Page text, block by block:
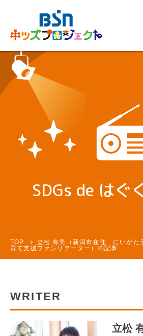
SDGs de
はぐくむコラム
親バカグラム 動画コンテンツ
読み聞かせ・出前授業
スタジオ見学
ハロー
子育て応援隊！
SDGs de はぐ
TOP
立松 有美（新潟市在住 にいがた
育て支援ファシリテーター）の記事
WRITER
立松